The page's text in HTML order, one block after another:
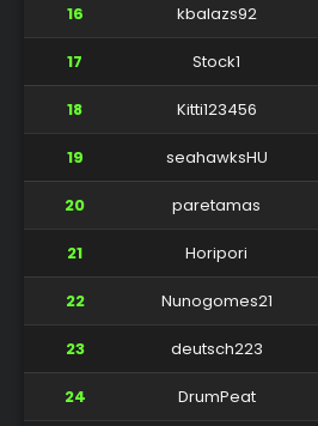
16 kbalazs92
17 Stock1
18 Kitti123456
19 seahawksHU
20 paretamas
21 Horipori
22 Nunogomes21
23 deutsch223
24 DrumPeat